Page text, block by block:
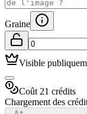
Graine
Visible
Coût 21 crédits
Chargement des